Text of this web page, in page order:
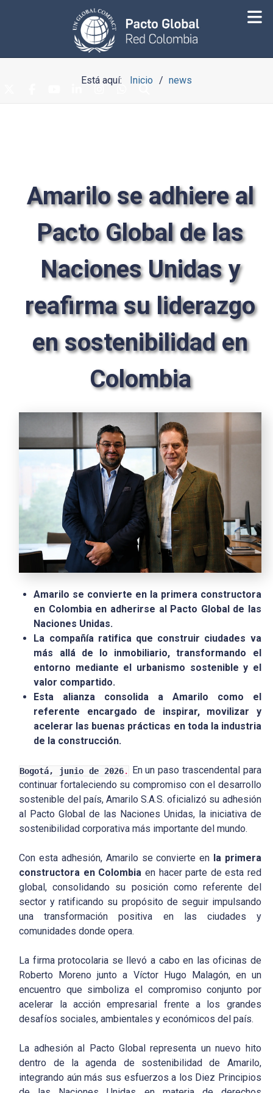
Está aquí: Inicio news
Amarilo se adhiere al
Pacto Global de las
Naciones Unidas y
reafirma su liderazgo
en sostenibilidad en
Colombia
Amarilo se convierte en la primera constructora
en Colombia en adherirse al Pacto Global de las
Naciones Unidas.
La compañía ratifica que construir ciudades va
más allá de lo inmobiliario, transformando el
entorno mediante el urbanismo sostenible y el
valor compartido.
Esta alianza consolida a Amarilo como el
referente encargado de inspirar, movilizar y
acelerar las buenas prácticas en toda la industria
de la construcción.
Bogotá, junio de 2026.
En un paso trascendental para
continuar fortaleciendo su compromiso con el desarrollo
sostenible del país, Amarilo S.A.S. oficializó su adhesión
al Pacto Global de las Naciones Unidas, la iniciativa de
sostenibilidad corporativa más importante del mundo.
Con esta adhesión, Amarilo se convierte en la primera
constructora en Colombia en hacer parte de esta red
global, consolidando su posición como referente del
sector y ratificando su propósito de seguir impulsando
una transformación positiva en las ciudades y
comunidades donde opera.
La firma protocolaria se llevó a cabo en las oficinas de
Roberto Moreno junto a Víctor Hugo Malagón, en un
encuentro que simboliza el compromiso conjunto por
acelerar la acción empresarial frente a los grandes
desafíos sociales, ambientales y económicos del país.
La adhesión al Pacto Global representa un nuevo hito
dentro de la agenda de sostenibilidad de Amarilo,
integrando aún más sus esfuerzos a los Diez Principios